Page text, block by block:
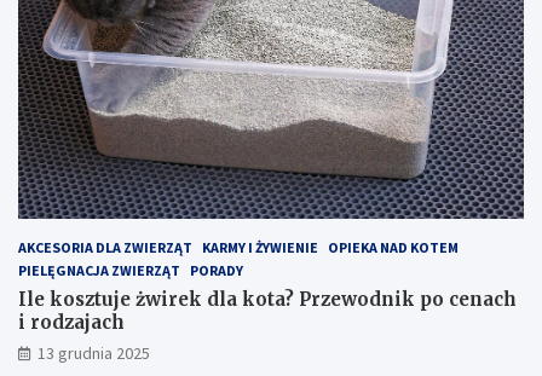
t
a
c
h
–
j
a
k
z
o
p
t
y
m
a
l
d
n
i
k
p
o
c
e
n
a
c
h
i
r
o
d
AKCESORIA DLA ZWIERZĄT KARMY I ŻYWIENIE
OPIEKA NAD KOTEM
PIELĘGNACJA ZWIERZĄT
PORADY
Ile kosztuje żwirek dla kota? Przewodnik po cenach
i rodzajach
13 grudnia 2025